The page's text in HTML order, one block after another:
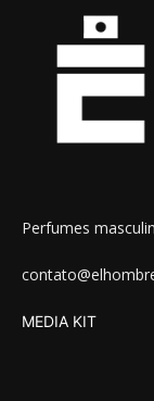
Perfumes
MEDIA KIT